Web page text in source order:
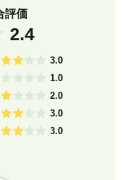
評価
2.4
3.0
1.0
2.0
3.0
3.0